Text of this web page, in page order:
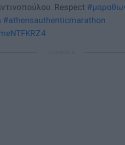
Respect
#athensauthenticmarathon